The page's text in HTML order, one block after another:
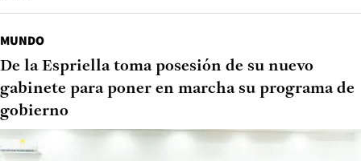
MUNDO
De la Espriella toma posesión de su nuevo
gabinete para poner en marcha su programa de
gobierno